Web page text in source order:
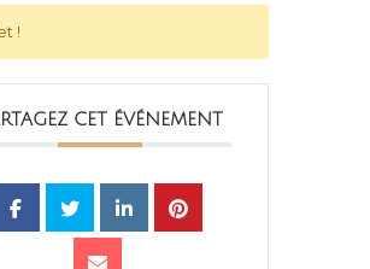
!
CET ÉVÉNEMENT